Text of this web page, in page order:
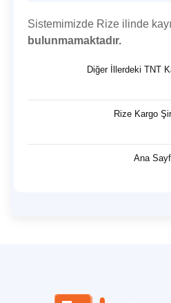
Sistemimizde Rize ilinde
bulunmamaktadır.
Diğer İllerdeki TNT
Rize Kargo
Ana